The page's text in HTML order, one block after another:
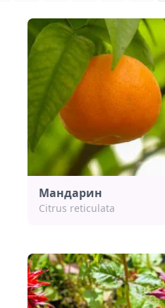
Мандарин
Citrus reticulata